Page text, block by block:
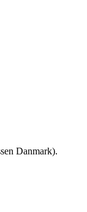
Danmark).